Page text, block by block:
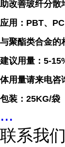
助改善玻纤分散
应用：PBT、
与聚酯类合金的
建议用量：5-15
体用量请来电咨
包装：25KG/袋
...
联系我们